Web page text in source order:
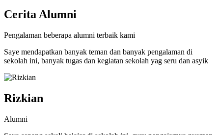
CeritaAlumni
Pengalaman beberapa alumni terbaik kami
Saye mendapatkan banyak teman dan banyak pengalaman di
sekolah ini, banyak tugas dan kegiatan sekolah yag seru dan asyik
Rizkian
Alumni